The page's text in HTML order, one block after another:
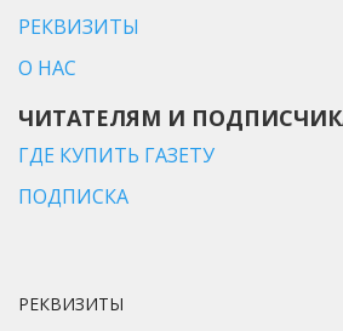
РЕКВИЗИТЫ
О НАС
ЧИТАТЕЛЯМ И
ГДЕ КУПИТЬ ГАЗЕТУ
ПОДПИСКА
РЕКВИЗИТЫ